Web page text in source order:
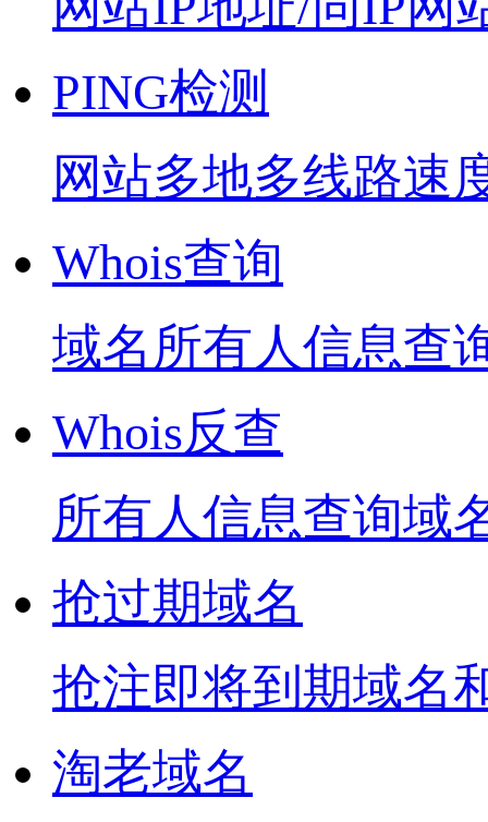
PING检测
网站多地多线路速
Whois查询
域名所有人信息查
Whois反查
所有人信息查询域
抢过期域名
抢注即将到期域名
淘老域名